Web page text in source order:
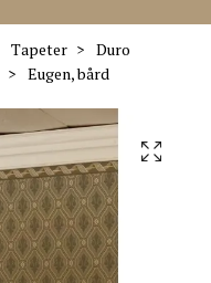
Tapeter
Duro
Eugen, bård